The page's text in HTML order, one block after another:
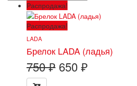
Распродажа!
Распродажа!
LADA
Брелок LADA (ладья)
750₽ 650 ₽